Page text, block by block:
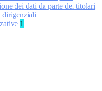
dei dati da parte dei titolari
dirigenziali
1